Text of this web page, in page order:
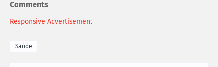
Comments
Responsive Advertisement
Saúde